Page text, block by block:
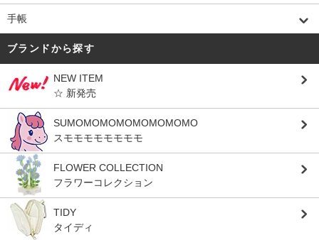
手帳
ブランドから探す
NEW ITEM
☆ 新発売
SUMOMOMOMOMOMOMOMO
スモモモモモモモモ
FLOWER COLLECTION
フラワーコレクション
TIDY
タイディ